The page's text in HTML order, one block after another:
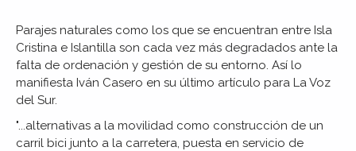
Parajes naturales como los que se encuentran entre Isla
Cristina e Islantilla son cada vez más degradados ante la
falta de ordenación y gestión de su entorno. Así lo
manifiesta Iván Casero en su último artículo para La Voz
del Sur.
"...alternativas a la movilidad como construcción de un
carril bici junto a la carretera, puesta en servicio de